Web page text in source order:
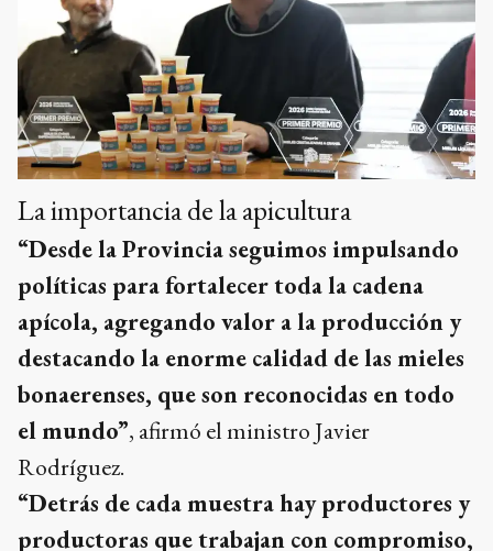
La importancia de la apicultura
“Desde la Provincia seguimos impulsando
políticas para fortalecer toda la cadena
apícola, agregando valor a la producción y
destacando la enorme calidad de las mieles
bonaerenses, que son reconocidas en todo
el mundo”, afirmó el ministro Javier
Rodríguez.
“Detrás de cada muestra hay productores y
productoras que trabajan con compromiso,